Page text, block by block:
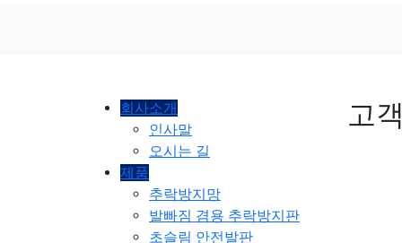
회사소개
인사말
오시는 길
제품
추락방지망
발빠짐 겸용 추락방지판
초슬림 안전발판
고